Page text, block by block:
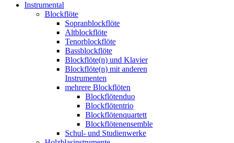
Instrumental
Blockflöte
Sopranblockflöte
Altblockflöte
Tenorblockflöte
Bassblockflöte
Blockflöte(n) und Klavier
Blockflöte(n) mit anderen
Instrumenten
mehrere Blockflöten
Blockflötenduo
Blockflötentrio
Blockflötenquartett
Blockflötenensemble
Schul- und Studienwerke